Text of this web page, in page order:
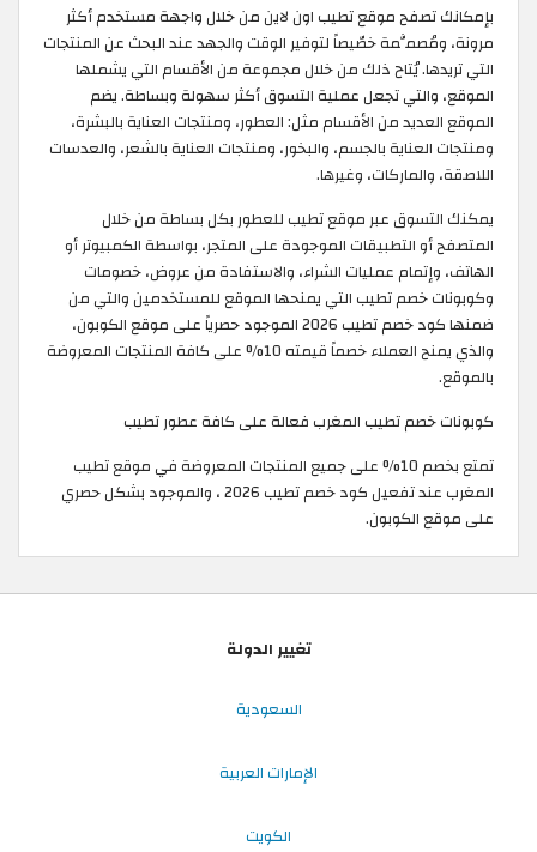
بإمكانك تصفح موقع تطيب اون لاين من خلال واجهة مستخدم أكثر
مرونة، ومُصمَّمة خصّيصاً لتوفير الوقت والجهد عند البحث عن المنتجات
التي تريدها. يُتاح ذلك من خلال مجموعة من الأقسام التي يشملها
الموقع، والتي تجعل عملية التسوق أكثر سهولة وبساطة. يضم
الموقع العديد من الأقسام مثل: العطور، ومنتجات العناية بالبشرة،
ومنتجات العناية بالجسم، والبخور، ومنتجات العناية بالشعر، والعدسات
اللاصقة، والماركات، وغيرها.
يمكنك التسوق عبر موقع تطيب للعطور بكل بساطة من خلال
المتصفح أو التطبيقات الموجودة على المتجر، بواسطة الكمبيوتر أو
الهاتف، وإتمام عمليات الشراء، والاستفادة من عروض، خصومات
وكوبونات خصم تطيب التي يمنحها الموقع للمستخدمين والتي من
ضمنها كود خصم تطيب 2026 الموجود حصرياً على موقع الكوبون،
والذي يمنح العملاء خصماً قيمته 10% على كافة المنتجات المعروضة
بالموقع.
كوبونات خصم تطيب المغرب فعالة على كافة عطور تطيب
تمتع بخصم 10% على جميع المنتجات المعروضة في موقع تطيب
المغرب عند تفعيل كود خصم تطيب 2026 ، والموجود بشكل حصري
على موقع الكوبون.
تغيير الدولة
السعودية
الإمارات العربية
الكويت